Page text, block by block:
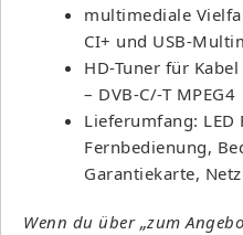
multimediale
CI+ und USB-
HD-Tuner für
– DVB-C/-T MPEG4
Lieferumfang: LED
Fernbedienung,
Garantiekarte,
Wenn du über „zum